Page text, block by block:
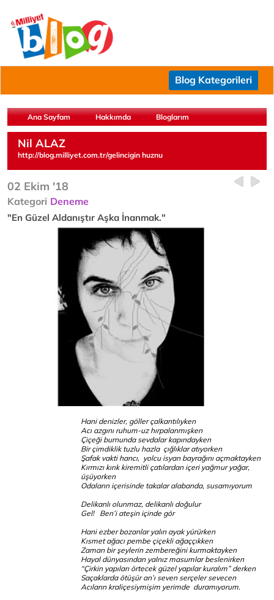
Blog Kategorileri
Ana Sayfam Hakkımda Bloglarım
Nil ALAZ
http://blog.milliyet.com.tr/gelincigin huznu
02 Ekim '18
Kategori Deneme
"En Güzel Aldanıştır Aşka İnanmak."
Hani denizler, göller çalkantılıyken
Acı azgını ruhum-uz hırpalanmışken
Çiçeği burnunda sevdalar kapındayken
Bir çimdiklik tuzlu hazla çığlıklar atıyorken
Şafak vakti hancı, yolcu isyan bayrağını açmaktayken
Kırmızı kırık kiremitli çatılardan içeri yağmur yağar,
üşüyorken
Odaların içerisinde takalar alabanda, susamıyorum
Delikanlı olunmaz, delikanlı doğulur
Gel! Ben’i ateşin içinde gör
Hani ezber bozanlar yalın ayak yürürken
Kısmet ağacı pembe çiçekli ağaççıkken
Zaman bir şeylerin zembereğini kurmaktayken
Hayal dünyasından yalnız masumlar beslenirken
“Çirkin yapıları örtecek güzel yapılar kuralım” derken
Saçaklarda ötüşür an’ı seven serçeler sevecen
Acıların kraliçesiymişim yerimde duramıyorum.